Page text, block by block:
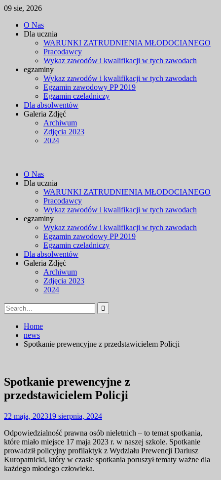
09 sie, 2026
Skip
O Nas
Dla ucznia
WARUNKI ZATRUDNIENIA MŁODOCIANEGO
Pracodawcy
Wykaz zawodów i kwalifikacji w tych zawodach
egzaminy
Wykaz zawodów i kwalifikacji w tych zawodach
Egzamin zawodowy PP 2019
Egzamin czeladniczy
Dla absolwentów
Galeria Zdjęć
Archiwum
Zdjęcia 2023
2024
O Nas
Dla ucznia
WARUNKI ZATRUDNIENIA MŁODOCIANEGO
Pracodawcy
Wykaz zawodów i kwalifikacji w tych zawodach
egzaminy
Wykaz zawodów i kwalifikacji w tych zawodach
Egzamin zawodowy PP 2019
Egzamin czeladniczy
Dla absolwentów
Galeria Zdjęć
Archiwum
Zdjęcia 2023
2024
Search
for:
Home
news
Spotkanie prewencyjne z przedstawicielem Policji
Spotkanie prewencyjne z
przedstawicielem Policji
22 maja, 202319 sierpnia, 2024
Odpowiedzialność prawna osób nieletnich – to temat spotkania,
które miało miejsce 17 maja 2023 r. w naszej szkole. Spotkanie
prowadził policyjny profilaktyk z Wydziału Prewencji Dariusz
Kuropatnicki, który w czasie spotkania poruszył tematy ważne dla
każdego młodego człowieka.